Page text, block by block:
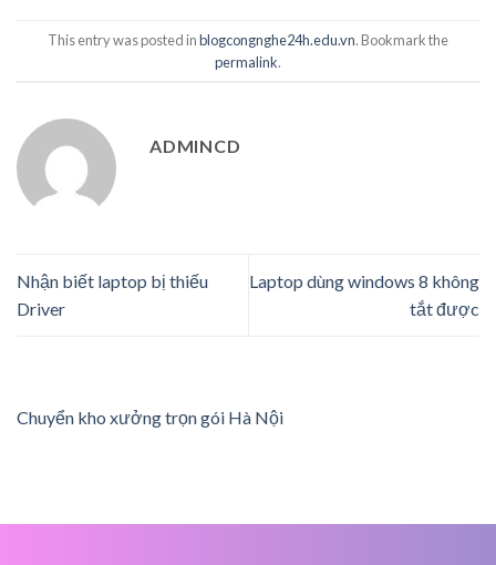
This entry was posted inblogcongnghe24h.edu.vn. Bookmark the
permalink.
ADMINCD
Nhận biết laptop bị thiếu
Driver
Laptop dùng windows 8 không
tắt được
Chuyển kho xưởng trọn gói Hà Nội